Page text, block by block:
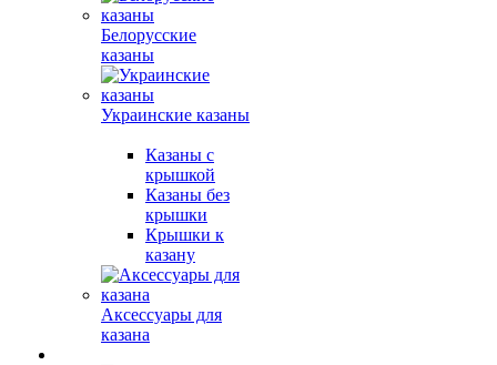
Белорусские
казаны
Украинские казаны
Казаны с
крышкой
Казаны без
крышки
Крышки к
казану
Аксессуары для
казана